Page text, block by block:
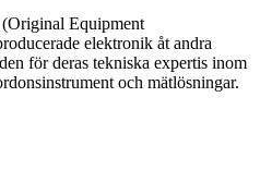
(Original Equipment
elektronik åt andra
för deras tekniska expertis inom
och mätlösningar.